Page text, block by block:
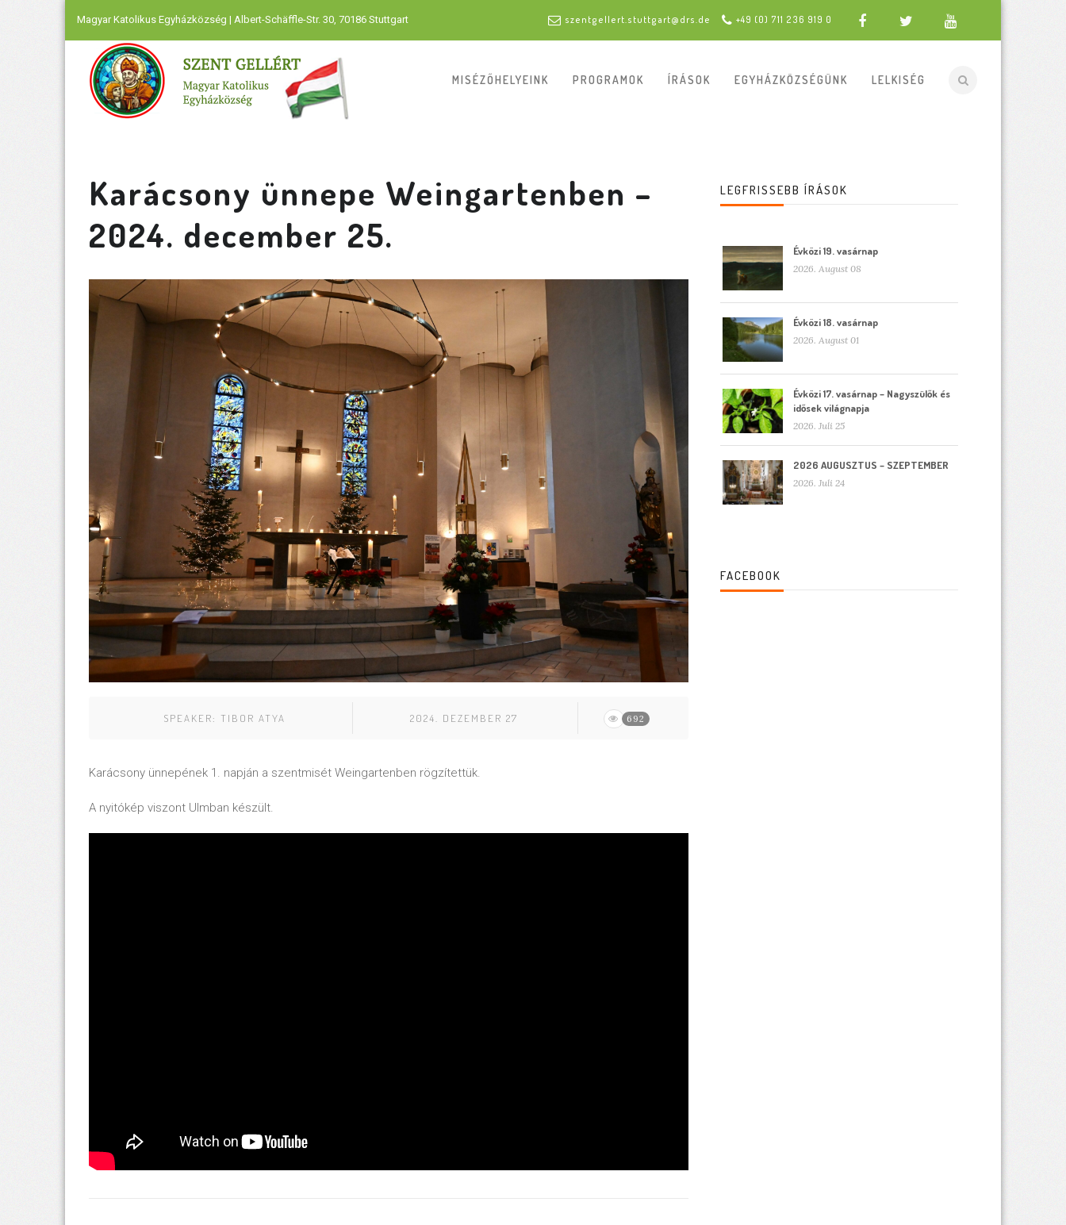
Magyar Katolikus Egyházközség | Albert-Schäffle-Str. 30, 70186 Stuttgart szentgellert.stuttgart@drs.de +49 (0) 711 236 919 0
MISÉZŐHELYEINK PROGRAMOK ÍRÁSOK EGYHÁZKÖZSÉGÜNK LELKISÉG
Karácsony ünnepe Weingartenben –
2024. december 25.
SPEAKER: TIBOR ATYA 2024. DEZEMBER 27 692
Karácsony ünnepének 1. napján a szentmisét Weingartenben rögzítettük.
A nyitókép viszont Ulmban készült.
LEGFRISSEBB ÍRÁSOK
Évközi 19. vasárnap
2026. August 08
Évközi 18. vasárnap
2026. August 01
Évközi 17. vasárnap – Nagyszülők és
idősek világnapja
2026. Juli 25
2026 AUGUSZTUS – SZEPTEMBER
2026. Juli 24
FACEBOOK